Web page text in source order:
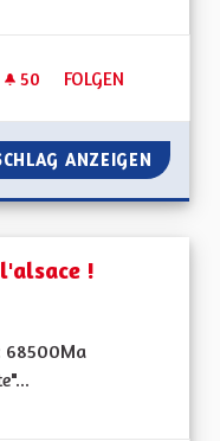
50 50 FOLLOWER
FOLGEN
SOUTIEN AUX
ANZEIGEN
!
68500Ma